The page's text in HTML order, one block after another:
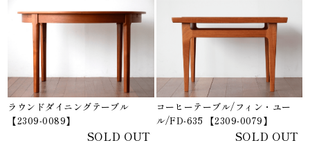
ラウンドダイニングテーブル
【2309-0089】
SOLD OUT
コーヒーテーブル/フィン・ユー
ル/FD-635 【2309-0079】
SOLD OUT